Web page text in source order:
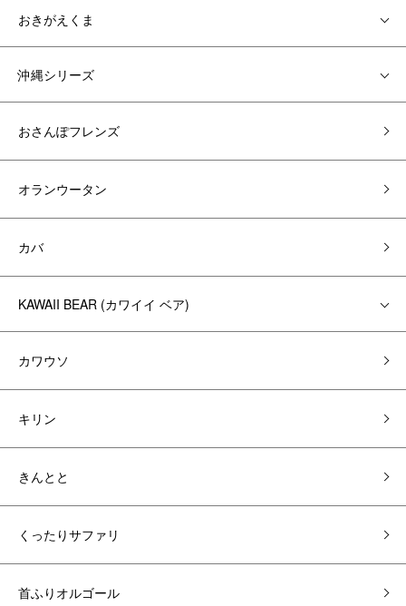
おきがえくま
沖縄シリーズ
おさんぽフレンズ
オランウータン
カバ
KAWAII BEAR (カワイイ ベア)
カワウソ
キリン
きんとと
くったりサファリ
首ふりオルゴール